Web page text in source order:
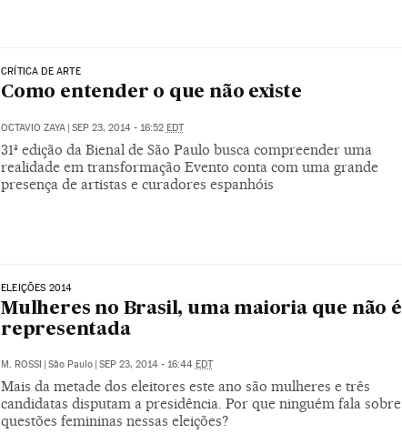
CRÍTICA DE ARTE
Como entender o que não existe
OCTAVIO ZAYA | SEP 23, 2014 - 16:52 EDT
31ª edição da Bienal de São Paulo busca compreender uma
realidade em transformação Evento conta com uma grande
presença de artistas e curadores espanhóis
ELEIÇÕES 2014
Mulheres no Brasil, uma maioria que não é
representada
M. ROSSI São Paulo SEP 23, 2014 - 16:44 EDT
Mais da metade dos eleitores este ano são mulheres e três
candidatas disputam a presidência. Por que ninguém fala sobre
questões femininas nessas eleições?